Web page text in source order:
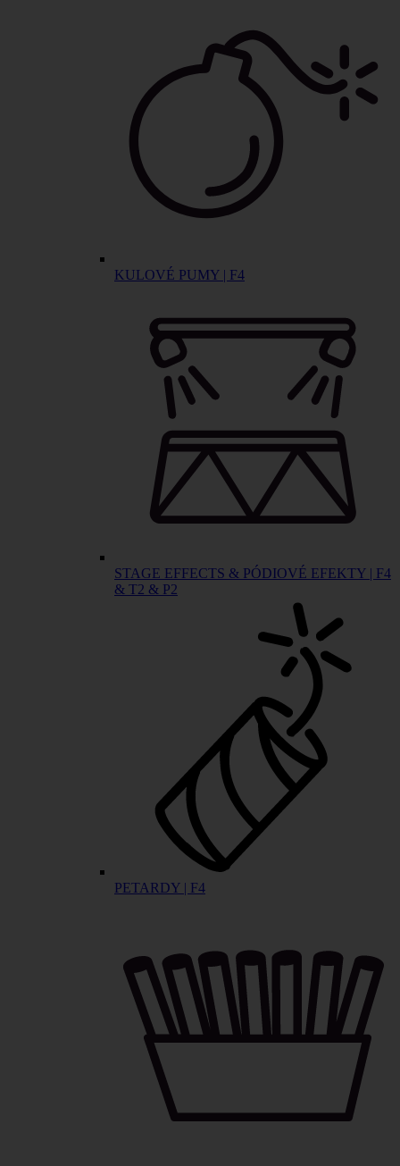
KULOVÉ PUMY | F4
STAGE EFFECTS & PÓDIOVÉ EFEKTY | F4
& T2 & P2
PETARDY | F4